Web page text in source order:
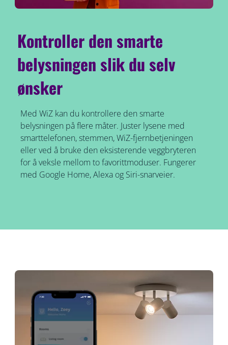
Kontroller den smarte
belysningen slik du selv
ønsker
Med WiZ kan du kontrollere den smarte
belysningen på flere måter. Juster lysene med
smarttelefonen, stemmen, WiZ-fjernbetjeningen
eller ved å bruke den eksisterende veggbryteren
for å veksle mellom to favorittmoduser. Fungerer
med Google Home, Alexa og Siri-snarveier.